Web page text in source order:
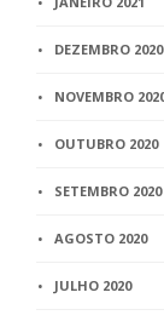
DEZEMBRO 2020
NOVEMBRO
OUTUBRO 2020
SETEMBRO 2020
AGOSTO 2020
JULHO 2020